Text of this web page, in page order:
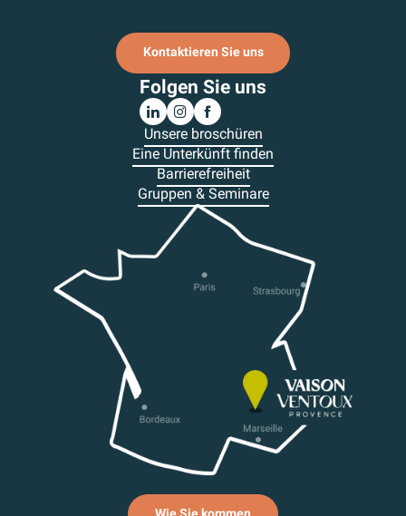
Kontaktieren Sie uns
Folgen Sie uns
Unsere broschüren
Eine Unterkünft finden
Barrierefreiheit
Gruppen & Seminare